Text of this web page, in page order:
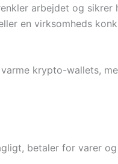
arbejdet og sikrer
en virksomheds
krypto-wallets,
betaler for varer